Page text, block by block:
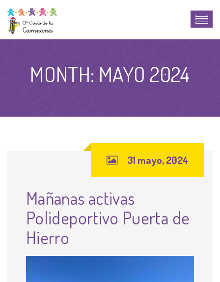
MONTH: MAYO 2024
31 mayo, 2024
Mañanas activas
Polideportivo Puerta de
Hierro